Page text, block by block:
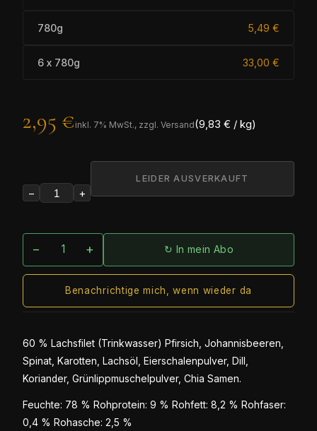
780g 5,49 €
6 x 780g 33,00 €
2,95 € inkl. 7% MwSt., zzgl. Versand(9,83 € / kg)
− +
LEIDER AUSVERKAUFT
− + ↻ In mein Abo
Benachrichtige mich, wenn wieder da
60 % Lachsfilet (Trinkwasser) Pfirsich, Johannisbeeren,
Spinat, Karotten, Lachsöl, Eierschalenpulver, Dill,
Koriander, Grünlippmuschelpulver, Chia Samen.
Feuchte: 78 % Rohprotein: 9 % Rohfett: 8,2 % Rohfaser:
0,4 % Rohasche: 2,5 %